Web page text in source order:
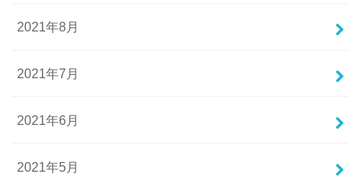
2021年8月
2021年7月
2021年6月
2021年5月